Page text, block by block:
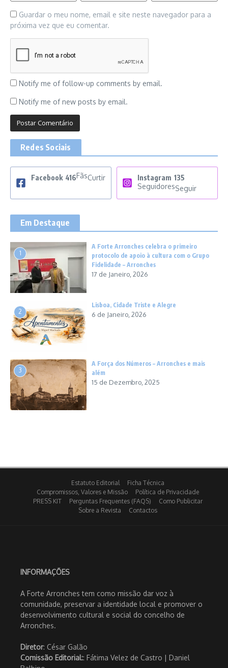
Guardar o meu nome, email e site neste navegador para a
próxima vez que eu comentar.
Notify me of follow-up comments by email.
Notify me of new posts by email.
Redes Sociais
Facebook 416FãsCurtir Instagram 135
SeguidoresSeguir
Em Destaque
1
A Forte Arronches celebra o primeiro
protocolo de apoio à cultura com o Grupo
Fidelidade – Arronches
17 de Janeiro, 2026
2
Lisboa, Cidade Triste e Alegre
6 de Janeiro, 2026
3
A Força dos Números – Arronches e mais
além
15 de Dezembro, 2025
Estatuto Editorial
Ficha Técnica
Compromissos, Valores e Missão
Política de Privacidade
PRESS KIT
Perguntas Frequentes (FAQS)
Como Publicitar
Sobre a Revista
Contactos
INFORMAÇÕES
A Forte Arronches tem como missão dar voz à
comunidade, preservar a identidade local e promover o
desenvolvimento cultural e social do concelho de
Arronches.
Diretor: César Galão
Comissão Editorial:: Fátima Velez de Castro | Daniel